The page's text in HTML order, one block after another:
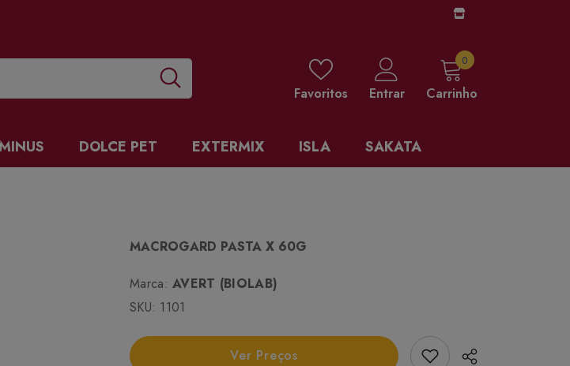
Favoritos Entrar Carrinho
00 items
DOLCE PET EXTERMIX ISLA SAKATA
MACROGARD PASTA X 60G
Marca: AVERT (BIOLAB)
SKU: 1101
Ver Preços Add Favorito